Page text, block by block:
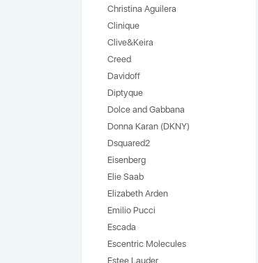
Christina Aguilera
Clinique
Clive&Keira
Creed
Davidoff
Diptyque
Dolce and Gabbana
Donna Karan (DKNY)
Dsquared2
Eisenberg
Elie Saab
Elizabeth Arden
Emilio Pucci
Escada
Escentric Molecules
Estee Lauder